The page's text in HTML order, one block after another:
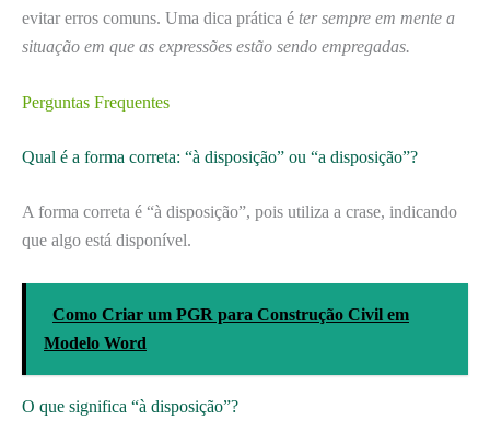
evitar erros comuns. Uma dica prática é ter sempre em mente a
situação em que as expressões estão sendo empregadas.
Perguntas Frequentes
Qual é a forma correta: “à disposição” ou “a disposição”?
A forma correta é “à disposição”, pois utiliza a crase, indicando
que algo está disponível.
Como Criar um PGR para Construção Civil em
Modelo Word
O que significa “à disposição”?